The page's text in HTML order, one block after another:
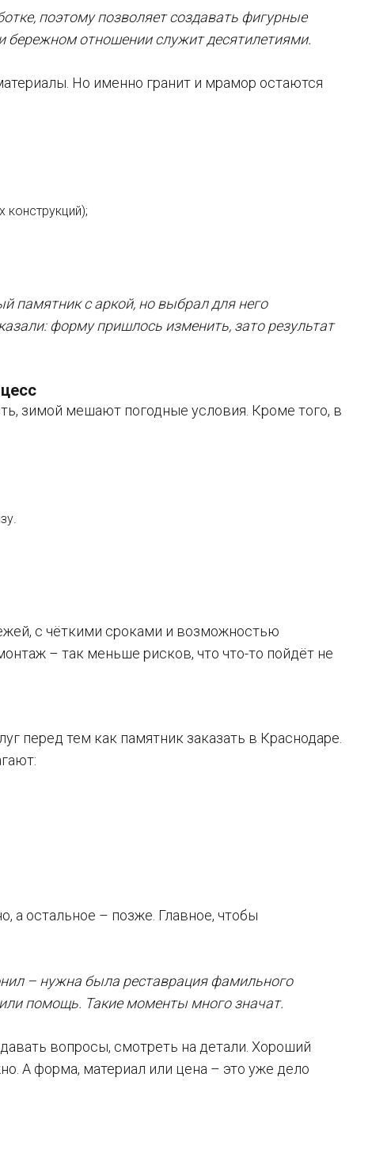
поэтому позволяет создавать фигурные
бережном отношении служит десятилетиями.
Но именно гранит и мрамор остаются
памятник с аркой, но выбрал для него
форму пришлось изменить, зато результат
зимой мешают погодные условия. Кроме того, в
с чёткими сроками и возможностью
– так меньше рисков, что что-то пойдёт не
перед тем как памятник заказать в Краснодаре.
а остальное – позже. Главное, чтобы
– нужна была реставрация фамильного
помощь. Такие моменты много значат.
вопросы, смотреть на детали. Хороший
А форма, материал или цена – это уже дело